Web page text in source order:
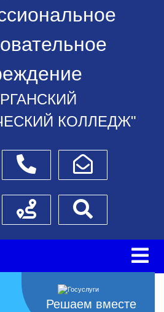
КОЛЛЕДЖ"
ТелефоныНаписать обращение
менюСхема проезда
Решаем вместе